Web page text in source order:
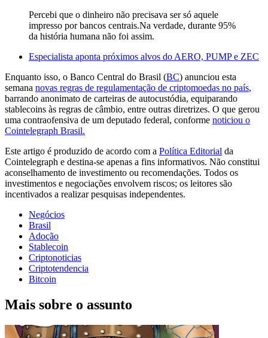
Percebi que o dinheiro não precisava ser só aquele
impresso por bancos centrais.Na verdade, durante 95%
da história humana não foi assim.
Especialista aponta próximos alvos do AERO, PUMP e ZEC
Enquanto isso, o Banco Central do Brasil (BC) anunciou esta
semana novas regras de regulamentação de criptomoedas no país,
barrando anonimato de carteiras de autocustódia, equiparando
stablecoins às regras de câmbio, entre outras diretrizes. O que gerou
uma contraofensiva de um deputado federal, conforme noticiou o
Cointelegraph Brasil.
Este artigo é produzido de acordo com a Política Editorial da
Cointelegraph e destina-se apenas a fins informativos. Não constitui
aconselhamento de investimento ou recomendações. Todos os
investimentos e negociações envolvem riscos; os leitores são
incentivados a realizar pesquisas independentes.
Negócios
Brasil
Adoção
Stablecoin
Criptonoticias
Criptotendencia
Bitcoin
Mais sobre o assunto